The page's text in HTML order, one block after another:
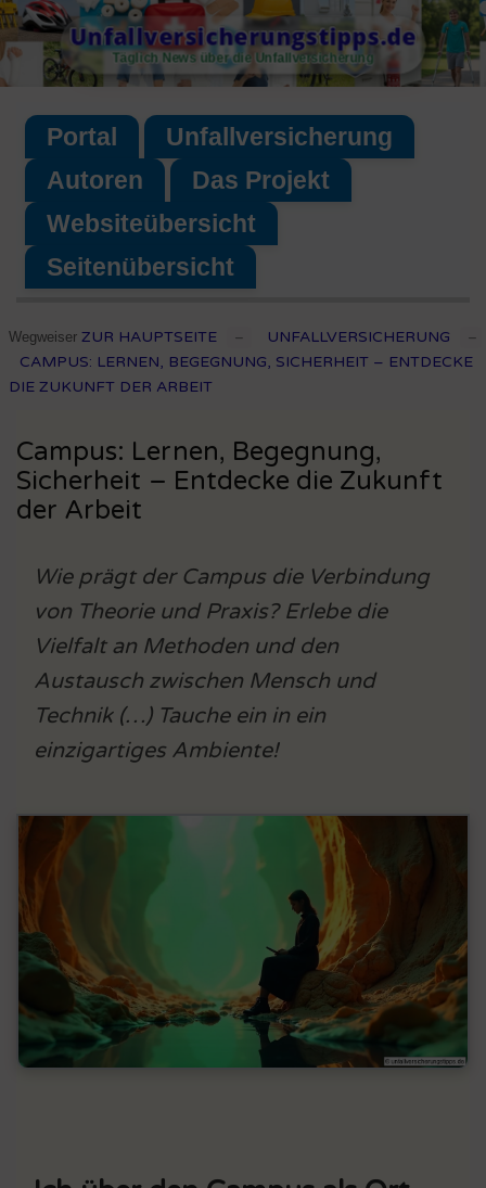
Skip
to
content
Unfallversicherungstipps.de
Täglich News über die Unfallversicherung
Portal
Unfallversicherung
Autoren
Das Projekt
Websiteübersicht
Seitenübersicht
Wegweiser ZUR HAUPTSEITE – UNFALLVERSICHERUNG –
CAMPUS: LERNEN, BEGEGNUNG, SICHERHEIT – ENTDECKE
DIE ZUKUNFT DER ARBEIT
Campus: Lernen, Begegnung,
Sicherheit – Entdecke die Zukunft
der Arbeit
Wie prägt der Campus die Verbindung
von Theorie und Praxis? Erlebe die
Vielfalt an Methoden und den
Austausch zwischen Mensch und
Technik (…) Tauche ein in ein
einzigartiges Ambiente!